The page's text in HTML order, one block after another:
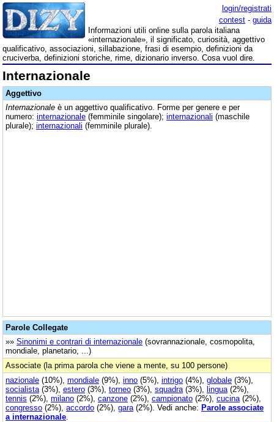
login/registrati
contest - guida
Informazioni utili online sulla parola italiana
«internazionale», il significato, curiosità, aggettivo
qualificativo, associazioni, sillabazione, frasi di esempio, definizioni da
cruciverba, definizioni storiche, rime, dizionario inverso. Cosa vuol dire.
Internazionale
Aggettivo
Internazionale è un aggettivo qualificativo. Forme per genere e per
numero: internazionale (femminile singolare); internazionali (maschile
plurale); internazionali (femminile plurale).
Parole Collegate
»» Sinonimi e contrari di internazionale (sovrannazionale, cosmopolita,
mondiale, planetario, ...)
Associate (la prima parola che viene a mente, su 100 persone)
nazionale (10%), mondiale (9%), inno (5%), intrigo (4%), globale (3%),
socialista (3%), estero (3%), torneo (3%), squadra (3%), lingua (2%),
tennis (2%), milano (2%), canzone (2%), campionato (2%), cucina (2%),
congresso (2%), accordo (2%), gara (2%). Vedi anche: Parole associate
a internazionale